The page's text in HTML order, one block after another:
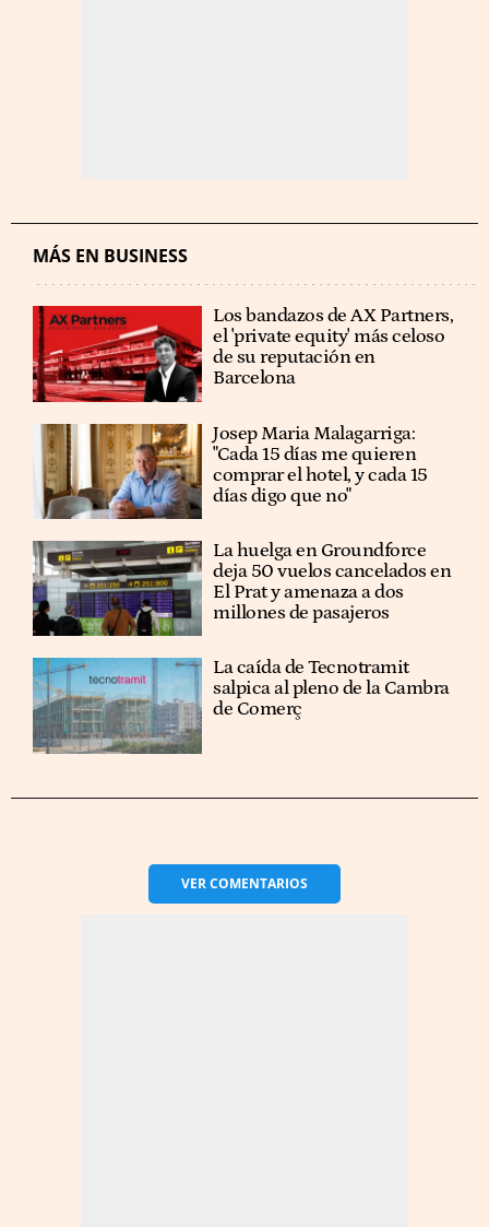
MÁS EN BUSINESS
Los bandazos de AX Partners,
el 'private equity' más celoso
de su reputación en
Barcelona
​​Josep Maria Malagarriga:
"Cada 15 días me quieren
comprar el hotel, y cada 15
días digo que no"
La huelga en Groundforce
deja 50 vuelos cancelados en
El Prat y amenaza a dos
millones de pasajeros
La caída de Tecnotramit
salpica al pleno de la Cambra
de Comerç
VERCOMENTARIOS